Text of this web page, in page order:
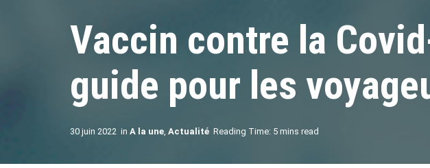
Vaccin contre la
guide pour les
30 juin 2022 in A la une, Actualité Reading Time: 5 mins read